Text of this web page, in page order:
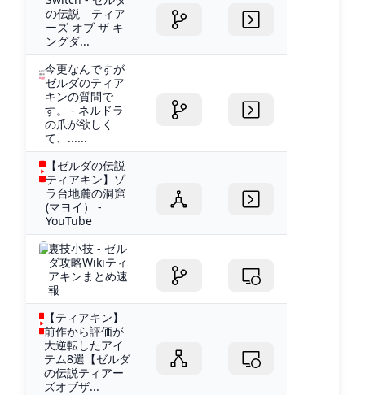
の伝説 ティア
ーズ オブ ザ キ
ングダ...
今更なんですが
ゼルダのティア
キンの質問で
す。 - ネルドラ
の爪が欲しく
て、......
【ゼルダの伝説
ティアキン】ゾ
ラ台地麓の洞窟
(マヨイ） -
YouTube
裏技小技 - ゼル
ダ攻略Wikiティ
アキンまとめ速
報
【ティアキン】
前作から評価が
大逆転したアイ
テム8選【ゼルダ
の伝説ティアー
ズオブザ...